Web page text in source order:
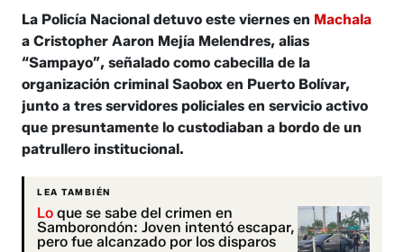
La Policía Nacional detuvo este viernes en Machala
a Cristopher Aaron Mejía Melendres, alias
“Sampayo”, señalado como cabecilla de la
organización criminal Saobox en Puerto Bolívar,
junto a tres servidores policiales en servicio activo
que presuntamente lo custodiaban a bordo de un
patrullero institucional.
LEA TAMBIÉN
Lo que se sabe del crimen en
Samborondón: Joven intentó escapar,
pero fue alcanzado por los disparos